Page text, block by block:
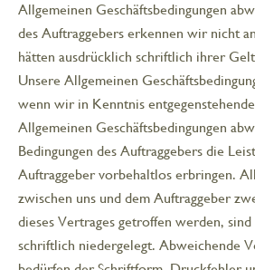
Allgemeinen Geschäftsbedingungen
des Auftraggebers erkennen wir nicht
hätten ausdrücklich schriftlich ihrer
Unsere Allgemeinen
wenn wir in Kenntnis
Allgemeinen Geschäftsbedingungen
Bedingungen des Auftraggebers die
Auftraggeber vorbehaltlos erbringen.
zwischen uns und dem Auftraggeber
dieses Vertrages getroffen werden,
schriftlich niedergelegt. Abweichende